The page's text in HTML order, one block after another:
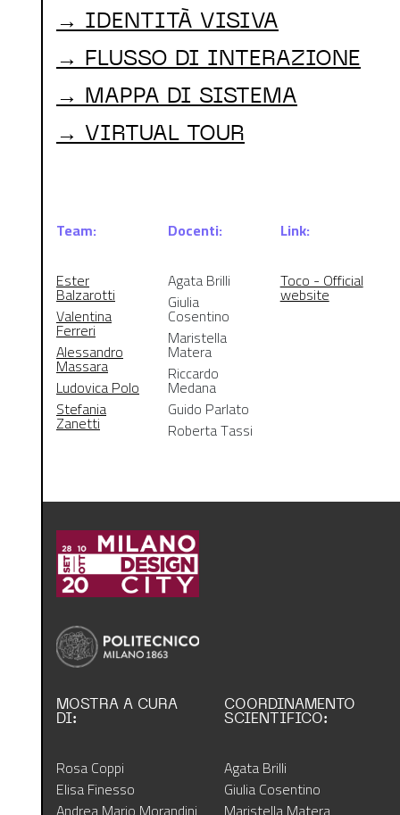
→ IDENTITÀ VISIVA
→ FLUSSO DI INTERAZIONE
→ MAPPA DI SISTEMA
→ VIRTUAL TOUR
Team:
Ester
Balzarotti
Valentina
Ferreri
Alessandro
Massara
Ludovica Polo
Stefania
Zanetti
Docenti:
Agata Brilli
Giulia
Cosentino
Maristella
Matera
Riccardo
Medana
Guido Parlato
Roberta Tassi
Link:
Toco - Official
website
MOSTRA A CURA
DI:
Rosa Coppi
Elisa Finesso
COORDINAMENTO
SCIENTIFICO:
Agata Brilli
Giulia Cosentino